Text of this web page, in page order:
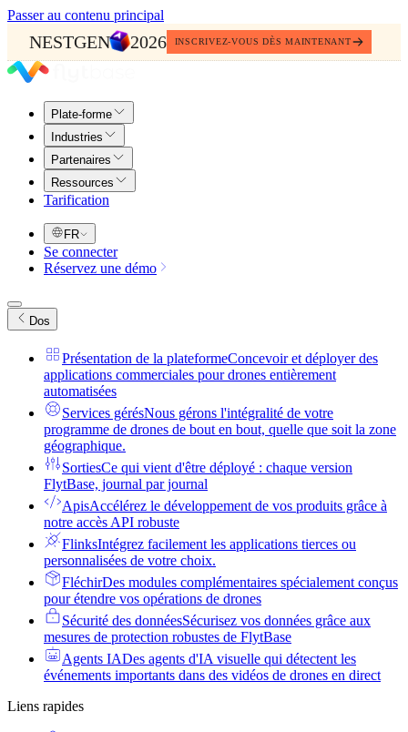
Passer au contenu principal
NESTGEN 2026 INSCRIVEZ-VOUS DÈS MAINTENANT
Plate-forme
Industries
Partenaires
Ressources
Tarification
FR
Se connecter
Réservez une démo
Dos
Présentation de la plateformeConcevoir et déployer des
applications commerciales pour drones entièrement
automatisées
Services gérésNous gérons l'intégralité de votre
programme de drones de bout en bout, quelle que soit la zone
géographique.
SortiesCe qui vient d'être déployé : chaque version
FlytBase, journal par journal
ApisAccélérez le développement de vos produits grâce à
notre accès API robuste
FlinksIntégrez facilement les applications tierces ou
personnalisées de votre choix.
FléchirDes modules complémentaires spécialement conçus
pour étendre vos opérations de drones
Sécurité des donnéesSécurisez vos données grâce aux
mesures de protection robustes de FlytBase
Agents IADes agents d'IA visuelle qui détectent les
événements importants dans des vidéos de drones en direct
Liens rapides